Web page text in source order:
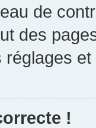
de
des
réglages
!